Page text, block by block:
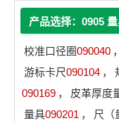
产品选择：0905
校准口径圈090040 ，
游标卡尺090104 ，
090169 ， 皮革厚度
量具090201 ， 尺（